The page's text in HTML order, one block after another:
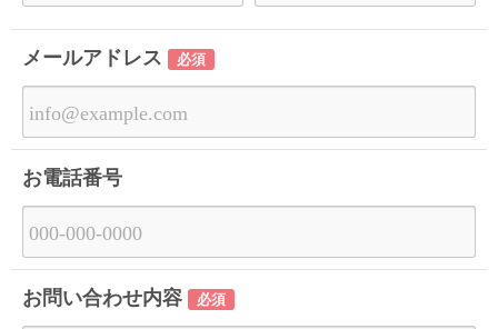
メールアドレス 必須
お電話番号
お問い合わせ内容 必須